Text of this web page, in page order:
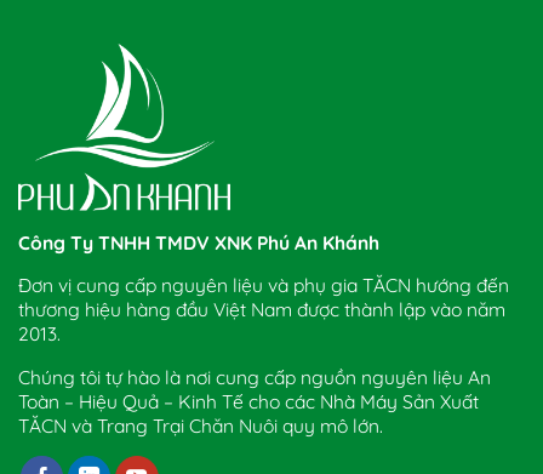
Công Ty TNHH TMDV XNK Phú An Khánh
Đơn vị cung cấp nguyên liệu và phụ gia TĂCN hướng đến
thương hiệu hàng đầu Việt Nam được thành lập vào năm
2013.
Chúng tôi tự hào là nơi cung cấp nguồn nguyên liệu An
Toàn – Hiệu Quả – Kinh Tế cho các Nhà Máy Sản Xuất
TĂCN và Trang Trại Chăn Nuôi quy mô lớn.